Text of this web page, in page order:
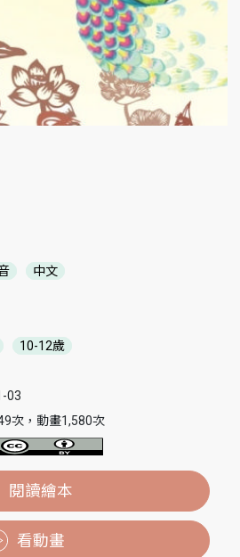
中文
10-12歲
03
次，動畫1,580次
閱讀繪本
看動畫